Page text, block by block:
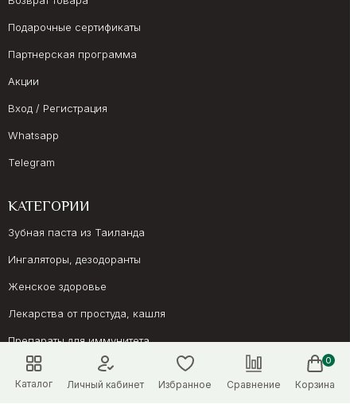
Каталог Личный кабинет Избранное Сравнение
0
Корзина
Подарочные сертификаты
Партнерская программа
Акции
Вход / Регистрация
Whatsapp
Telegram
КАТЕГОРИИ
Зубная паста из Таиланда
Ингаляторы, дезодоранты
Женское здоровье
Лекарства от простуда, кашля
Препараты для иммунитета
Онкология, суставы